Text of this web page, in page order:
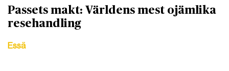
Passets makt: Världens mest ojämlika
resehandling
Essä